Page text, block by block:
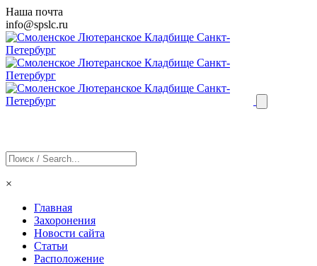
Наша почта
info@spslc.ru
×
Главная
Захоронения
Новости сайта
Статьи
Расположение